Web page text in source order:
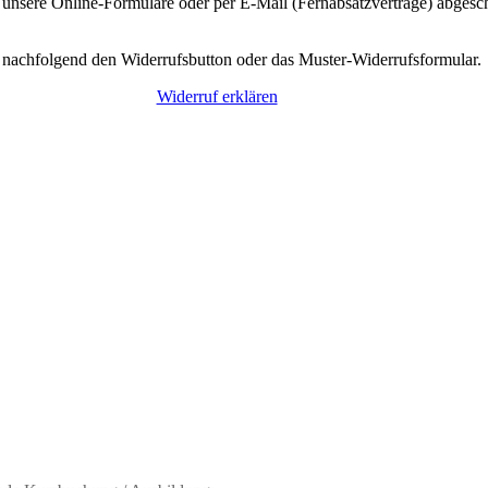
den Widerrufsbutton oder das Muster-Widerrufsformular.
Widerruf erklären